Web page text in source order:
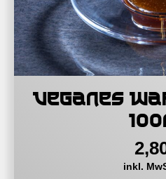
Veganes
inkl.